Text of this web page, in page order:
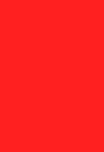
Privacidad